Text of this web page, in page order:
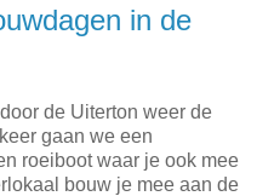
in de
de Uiterton weer de
gaan we een
roeiboot waar je ook mee
bouw je mee aan de